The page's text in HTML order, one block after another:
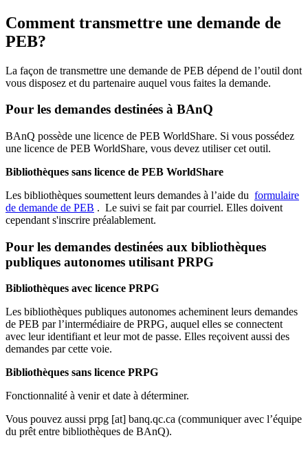
Comment transmettre une demande de
PEB?
La façon de transmettre une demande de PEB dépend de l’outil dont
vous disposez et du partenaire auquel vous faites la demande.
Pour les demandes destinées à BAnQ
BAnQ possède une licence de PEB WorldShare. Si vous possédez
une licence de PEB WorldShare, vous devez utiliser cet outil.
Bibliothèques sans licence de PEB WorldShare
Les bibliothèques soumettent leurs demandes à l’aide du formulaire
de demande de PEB . Le suivi se fait par courriel. Elles doivent
cependant s'inscrire préalablement.
Pour les demandes destinées aux bibliothèques
publiques autonomes utilisant PRPG
Bibliothèques avec licence PRPG
Les bibliothèques publiques autonomes acheminent leurs demandes
de PEB par l’intermédiaire de PRPG, auquel elles se connectent
avec leur identifiant et leur mot de passe. Elles reçoivent aussi des
demandes par cette voie.
Bibliothèques sans licence PRPG
Fonctionnalité à venir et date à déterminer.
Vous pouvez aussi prpg [at] banq.qc.ca (communiquer avec l’équipe
du prêt entre bibliothèques de BAnQ).